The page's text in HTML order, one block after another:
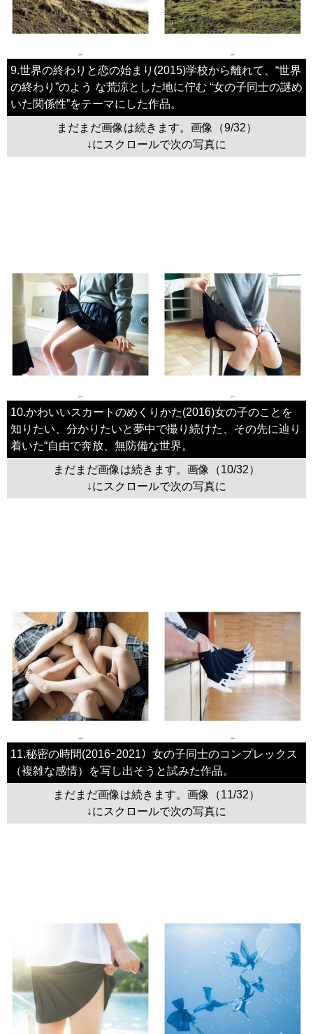
9.世界の終わりと恋の始まり(2015)学校から離れて、“世界
の終わり”のよう な荒涼とした地に佇む “女の子同士の謎め
いた関係性”をテーマにした作品。
まだまだ画像は続きます。画像（9/32）
↓にスクロールで次の写真に
10.かわいいスカートのめくりかた(2016)女の子のことを
知りたい、分かりたいと夢中で撮り続けた、その先に辿り
着いた“自由で奔放、無防備な世界。
まだまだ画像は続きます。画像（10/32）
↓にスクロールで次の写真に
11.秘密の時間(2016ｰ2021）女の子同士のコンプレックス
（複雑な感情）を写し出そうと試みた作品。
まだまだ画像は続きます。画像（11/32）
↓にスクロールで次の写真に